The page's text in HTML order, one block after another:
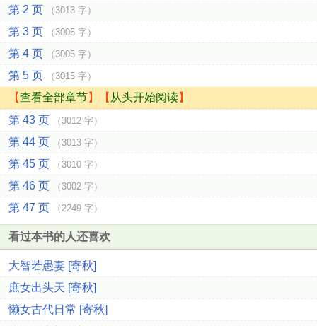
第 2 页 （3013 字）
第 3 页 （3005 字）
第 4 页 （3005 字）
第 5 页 （3015 字）
【查看全部章节】【 从头开始阅读】
第 43 页
（3012 字）
第 44 页 （3013 字）
第 45 页 （3010 字）
第 46 页 （3002 字）
第 47 页 （2249 字）
看过本书的人还喜欢
大智若愚妻 [寄秋]
庶女出头天 [寄秋]
懒女古代日常 [寄秋]